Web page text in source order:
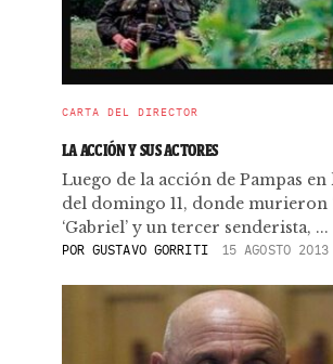
CARTA DEL DIRECTOR
LA ACCIÓN Y SUS ACTORES
Luego de la acción de Pampas en
del domingo 11, donde murieron
‘Gabriel’ y un tercer senderista, ...
POR GUSTAVO GORRITI 15 AGOSTO 2013